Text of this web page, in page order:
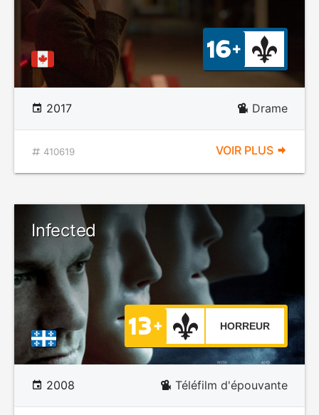
2017 Drame
410619 VOIR PLUS
Infected
HORREUR
2008 Téléfilm d'épouvante